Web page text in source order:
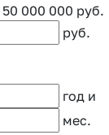
000 000 руб.
руб.
год и
мес.